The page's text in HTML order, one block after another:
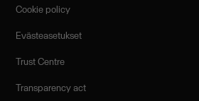
Cookie policy
Evästeasetukset
Trust Centre
Transparency act